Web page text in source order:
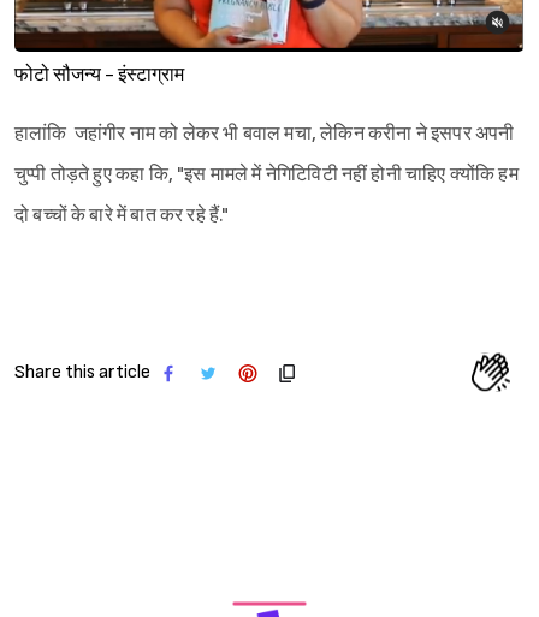
फोटो सौजन्य - इंस्टाग्राम
हालांकि जहांगीर नाम को लेकर भी बवाल मचा, लेकिन करीना ने इसपर अपनी
चुप्पी तोड़ते हुए कहा कि, "इस मामले में नेगिटिविटी नहीं होनी चाहिए क्योंकि हम
दो बच्चों के बारे में बात कर रहे हैं."
Share this article